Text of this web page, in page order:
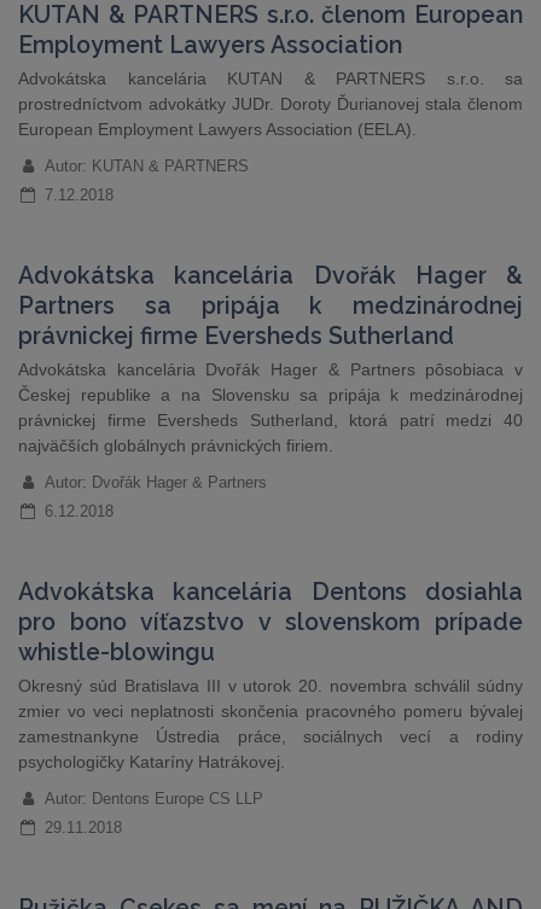
KUTAN & PARTNERS s.r.o. členom European
Employment Lawyers Association
Advokátska kancelária KUTAN & PARTNERS s.r.o. sa
prostredníctvom advokátky JUDr. Doroty Ďurianovej stala členom
European Employment Lawyers Association (EELA).
Autor: KUTAN & PARTNERS
7.12.2018
Advokátska kancelária Dvořák Hager &
Partners sa pripája k medzinárodnej
právnickej firme Eversheds Sutherland
Advokátska kancelária Dvořák Hager & Partners pôsobiaca v
Českej republike a na Slovensku sa pripája k medzinárodnej
právnickej firme Eversheds Sutherland, ktorá patrí medzi 40
najväčších globálnych právnických firiem.
Autor: Dvořák Hager & Partners
6.12.2018
Advokátska kancelária Dentons dosiahla
pro bono víťazstvo v slovenskom prípade
whistle-blowingu
Okresný súd Bratislava III v utorok 20. novembra schválil súdny
zmier vo veci neplatnosti skončenia pracovného pomeru bývalej
zamestnankyne Ústredia práce, sociálnych vecí a rodiny
psychologičky Kataríny Hatrákovej.
Autor: Dentons Europe CS LLP
29.11.2018